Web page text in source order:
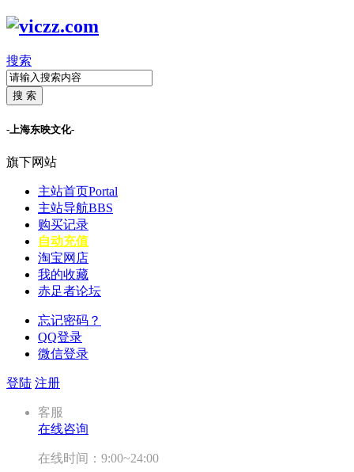
搜索
搜 索
-上海东映文化-
旗下网站
主站首页Portal
主站导航BBS
购买记录
自动充值
淘宝网店
我的收藏
赤足者论坛
忘记密码？
QQ登录
微信登录
登陆 注册
客服
在线咨询
在线时间：9:00~24:00